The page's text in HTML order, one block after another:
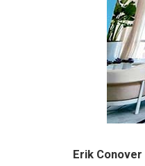
Erik Conover